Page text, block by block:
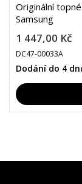
Originální
Samsung
1 447,00 Kč
DC47-00033A
Dodání do 4